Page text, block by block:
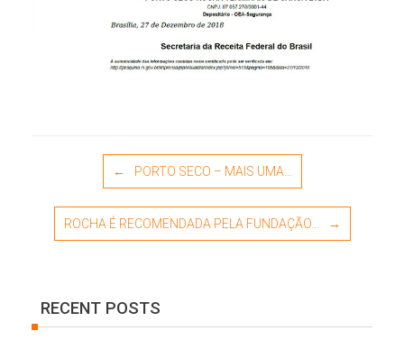
← PORTO SECO – MAIS UMA…
ROCHA É RECOMENDADA PELA FUNDAÇÃO… →
RECENT POSTS